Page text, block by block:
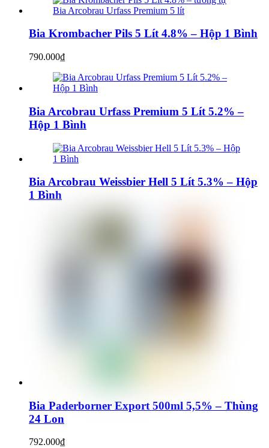
Bia Krombacher Pils 5 Lít 4.8% – Hộp 1 Bình
790.000₫
Bia Arcobrau Urfass Premium 5 Lít 5.2% –
Hộp 1 Bình
Bia Arcobrau Weissbier Hell 5 Lít 5.3% – Hộp
1 Bình
Bia Paderborner Export 500ml 5,5% – Thùng
24 Lon
792.000₫